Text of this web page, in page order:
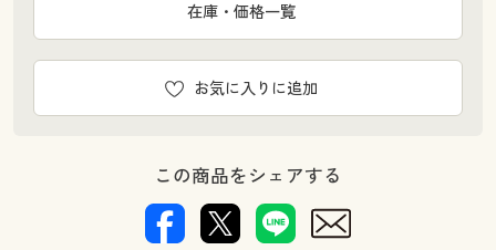
お気に入りに追加
在庫・価格一覧
この商品をシェアする